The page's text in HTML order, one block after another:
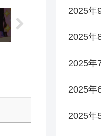
2025年
2025年
2025年
2025年
2025年